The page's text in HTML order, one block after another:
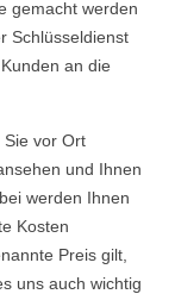
gemacht werden
Schlüsseldienst
an die
vor Ort
und Ihnen
werden Ihnen
Kosten
Preis gilt,
uns auch wichtig